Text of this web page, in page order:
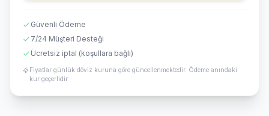
Güvenli Ödeme
7/24 Müşteri Desteği
Ücretsiz iptal (koşullara bağlı)
Fiyatlar günlük döviz kuruna göre güncellenmektedir. Ödeme anındaki
kur geçerlidir.